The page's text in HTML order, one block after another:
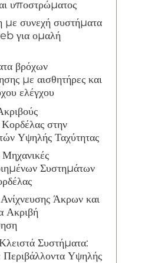
υποστρώματος
συνεχή συστήματα
για ομαλή
βρόχων
με αισθητήρες και
ελέγχου
στην
Υψηλής Ταχύτητας
Συστημάτων
Άκρων και
Ακριβή
Συστήματα:
Υψηλής